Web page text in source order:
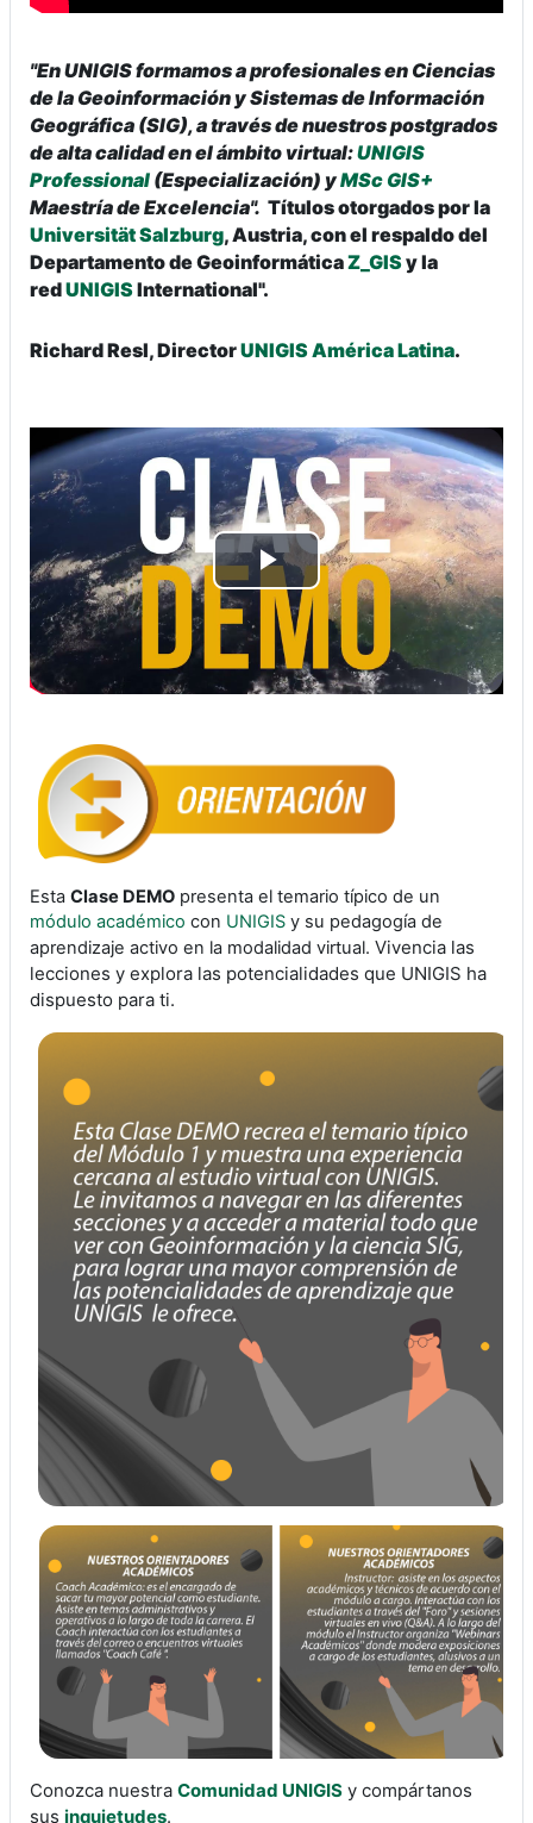
"En UNIGIS formamos a profesionales en Ciencias
de la Geoinformación y Sistemas de Información
Geográfica (SIG), a través de nuestros postgrados
de alta calidad en el ámbito virtual:UNIGIS
Professional (Especialización) yMSc GIS+
Maestría de Excelencia". Títulos otorgadospor la
Universität Salzburg, Austria, con el respaldo del
Departamento de GeoinformáticaZ_GISy la
redUNIGISInternational".
Richard Resl, DirectorUNIGIS América Latina.
Reproducir
Vídeo
Esta Clase DEMO presenta el temario típico de un
módulo académico con UNIGIS y su pedagogía de
aprendizaje activo en la modalidad virtual. Vivencia las
lecciones y explora las potencialidades que UNIGIS ha
dispuesto para ti.
Conozca nuestra Comunidad UNIGIS y compártanos
sus inquietudes.